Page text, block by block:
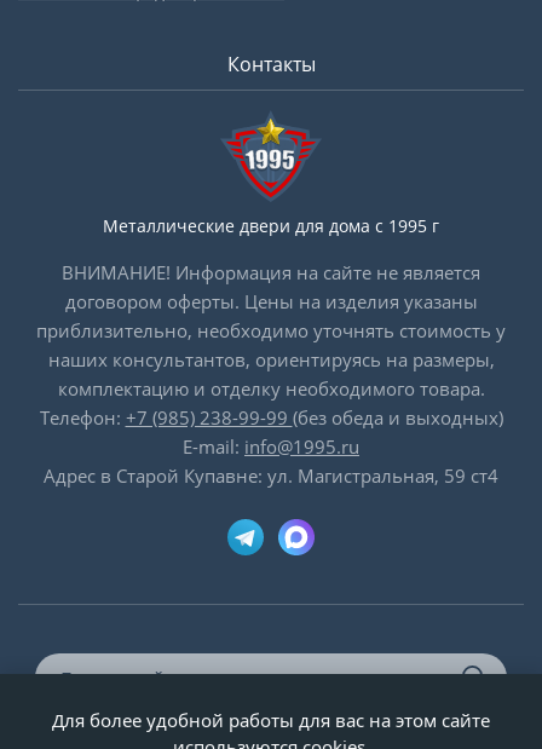
Контакты
Металлические двери для дома с 1995 г
ВНИМАНИЕ! Информация на сайте не является
договором оферты. Цены на изделия указаны
приблизительно, необходимо уточнять стоимость у
наших консультантов, ориентируясь на размеры,
комплектацию и отделку необходимого товара.
Телефон: +7 (985) 238-99-99 (без обеда и выходных)
E-mail: info@1995.ru
Адрес в Старой Купавне: ул. Магистральная, 59 ст4
© ООО «Двери-и-точка», ИНН 5020092947, 1995-2026 г.
Для более удобной работы для вас на этом сайте